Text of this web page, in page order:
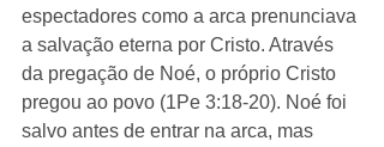
espectadores como a arca prenunciava
a salvação eterna por Cristo. Através
da pregação de Noé, o próprio Cristo
pregou ao povo (1Pe 3:18-20). Noé foi
salvo antes de entrar na arca, mas